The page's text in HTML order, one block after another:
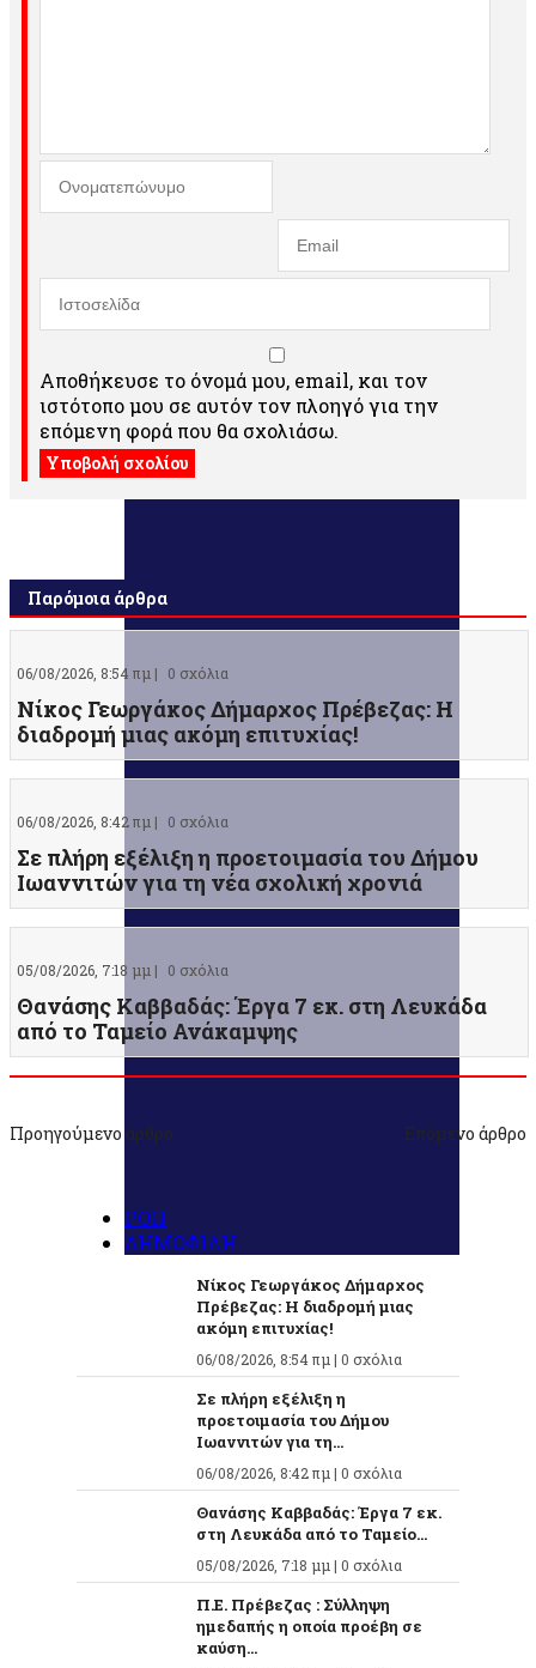
Αποθήκευσε το όνομά μου, email, και τον
ιστότοπο μου σε αυτόν τον πλοηγό για την
επόμενη φορά που θα σχολιάσω.
Παρόμοια άρθρα
06/08/2026, 8:54 πμ | 0 σχόλια
Νίκος Γεωργάκος Δήμαρχος Πρέβεζας: Η
διαδρομή μιας ακόμη επιτυχίας!
06/08/2026, 8:42 πμ | 0 σχόλια
Σε πλήρη εξέλιξη η προετοιμασία του Δήμου
Ιωαννιτών για τη νέα σχολική χρονιά
05/08/2026, 7:18 μμ | 0 σχόλια
Θανάσης Καββαδάς: Έργα 7 εκ. στη Λευκάδα
από το Ταμείο Ανάκαμψης
Προηγούμενο άρθρο Επόμενο άρθρο
ΡΟΗ
ΔΗΜΟΦΙΛΗ
Νίκος Γεωργάκος Δήμαρχος
Πρέβεζας: Η διαδρομή μιας
ακόμη επιτυχίας!
06/08/2026, 8:54 πμ | 0 σχόλια
Σε πλήρη εξέλιξη η
προετοιμασία του Δήμου
Ιωαννιτών για τη...
06/08/2026, 8:42 πμ | 0 σχόλια
Θανάσης Καββαδάς: Έργα 7 εκ.
στη Λευκάδα από το Ταμείο...
05/08/2026, 7:18 μμ | 0 σχόλια
Π.Ε. Πρέβεζας : Σύλληψη
ημεδαπής η οποία προέβη σε
καύση...